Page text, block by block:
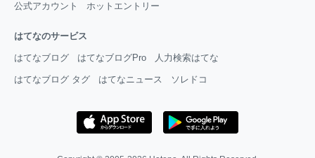
公式アカウント ホットエントリー
はてなのサービス
はてなブログ はてなブログPro 人力検索はてな
はてなブログ タグ はてなニュース ソレドコ